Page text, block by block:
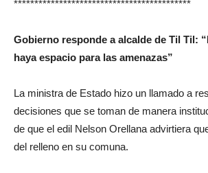
*******************************************
Gobierno responde a alcalde de Til Til:
haya espacio para las amenazas”
La ministra de Estado hizo un llamado a
decisiones que se toman de manera
de que el edil Nelson Orellana advirtiera
del relleno en su comuna.